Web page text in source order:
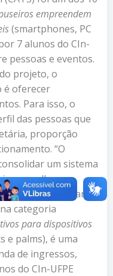
empreendem
(smartphones, PC
7 alunos do CIn-
pessoas e eventos.
projeto, o
é oferecer
Para isso, o
das pessoas que
proporção
“O
um sistema
a escolher os
diz o estudante.
categoria
para dispositivos
e palms), é uma
de ingressos,
do CIn-UFPE